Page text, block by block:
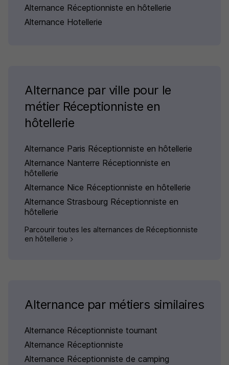
Alternance Réceptionniste en hôtellerie
Alternance Hotellerie
Alternance par ville pour le
métier Réceptionniste en
hôtellerie
Alternance Paris Réceptionniste en hôtellerie
Alternance Nanterre Réceptionniste en
hôtellerie
Alternance Nice Réceptionniste en hôtellerie
Alternance Strasbourg Réceptionniste en
hôtellerie
Parcourir toutes les alternances de Réceptionniste
en hôtellerie
Alternance par métiers similaires
Alternance Réceptionniste tournant
Alternance Réceptionniste
Alternance Réceptionniste de camping